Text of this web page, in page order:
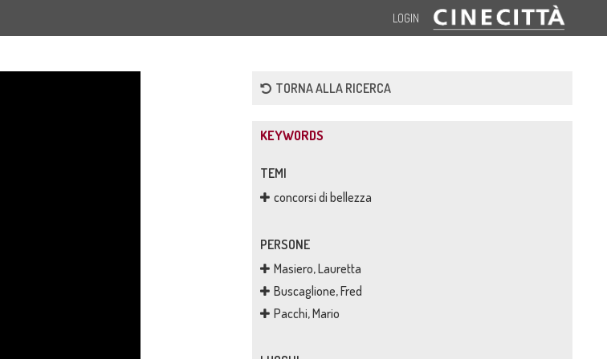
LOGIN
TORNA ALLA RICERCA
KEYWORDS
TEMI
concorsi di bellezza
PERSONE
Masiero, Lauretta
Buscaglione, Fred
Pacchi, Mario